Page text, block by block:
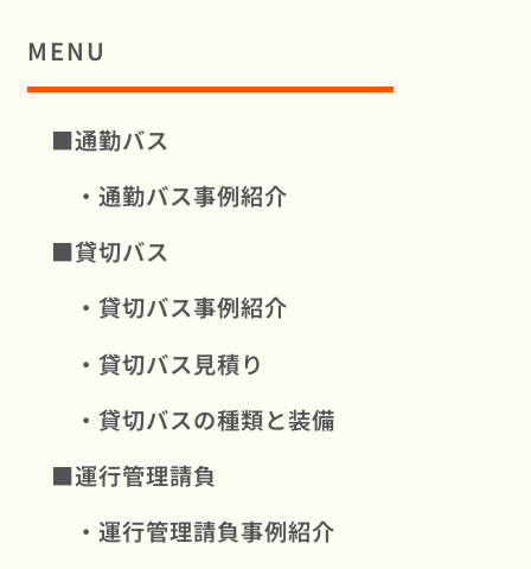
MENU
■通勤バス
・通勤バス事例紹介
■貸切バス
・貸切バス事例紹介
・貸切バス見積り
・貸切バスの種類と装備
■運行管理請負
・運行管理請負事例紹介